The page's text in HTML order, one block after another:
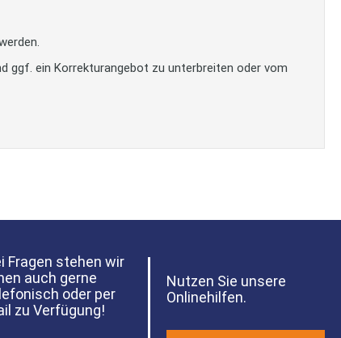
ggf. ein Korrekturangebot zu unterbreiten oder vom
Fragen stehen wir
auch gerne
oder per
zu Verfügung!
Nutzen Sie unsere
Onlinehilfen.